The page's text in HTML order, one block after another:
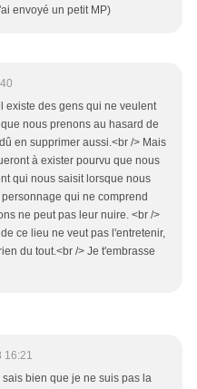
envoyé un petit MP)
existe des gens qui ne veulent
nous prenons au hasard de
en supprimer aussi.<br /> Mais
à exister pourvu que nous
qui nous saisit lorsque nous
qui ne comprend
ne peut pas leur nuire. <br />
ce lieu ne veut pas l'entretenir,
du tout.<br /> Je t'embrasse
16:21
bien que je ne suis pas la